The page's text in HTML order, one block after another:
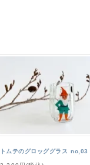
トムテのグロッググラス no,03